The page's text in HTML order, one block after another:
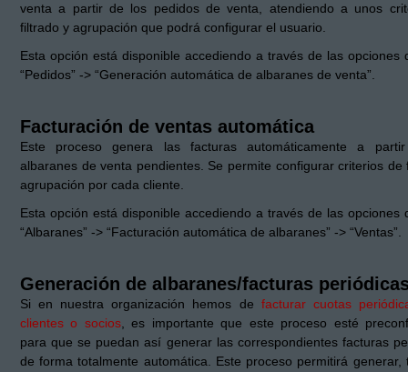
venta a partir de los pedidos de venta, atendiendo a unos
filtrado y agrupación que podrá configurar el usuario.
Esta opción está disponible accediendo a través de las opciones
“Pedidos” -> “Generación automática de albaranes de venta”.
Facturación de ventas automática
Este proceso genera las facturas automáticamente a
albaranes de venta pendientes. Se permite configurar criterios de
agrupación por cada cliente.
Esta opción está disponible accediendo a través de las opciones
“Albaranes” -> “Facturación automática de albaranes” -> “Ventas”.
Generación de albaranes/facturas
Si en nuestra organización hemos de facturar cuotas
clientes o socios, es importante que este proceso esté
para que se puedan así generar las correspondientes facturas
de forma totalmente automática. Este proceso permitirá generar,